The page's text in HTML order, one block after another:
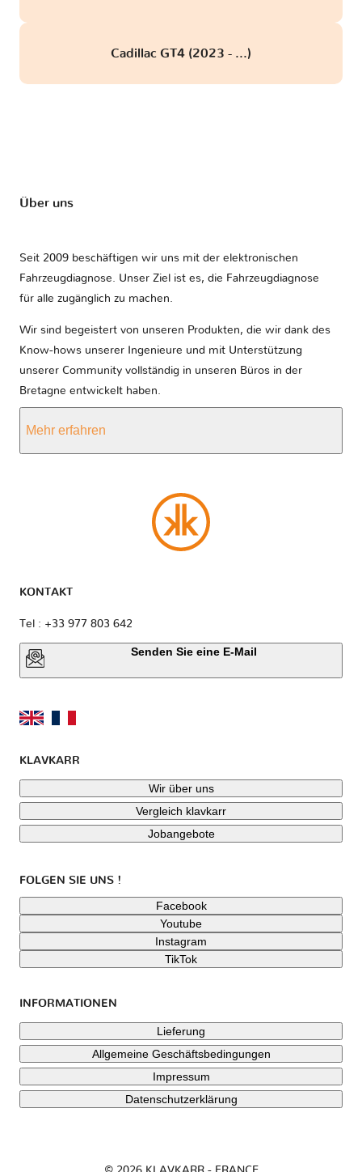
Cadillac GT4 (2023 - ...)
Über uns
Seit 2009 beschäftigen wir uns mit der elektronischen
Fahrzeugdiagnose. Unser Ziel ist es, die Fahrzeugdiagnose
für alle zugänglich zu machen.
Wir sind begeistert von unseren Produkten, die wir dank des
Know-hows unserer Ingenieure und mit Unterstützung
unserer Community vollständig in unseren Büros in der
Bretagne entwickelt haben.
Mehr erfahren
KONTAKT
Tel : +33 977 803 642
Senden Sie eine E-Mail
KLAVKARR
Wir über uns
Vergleich klavkarr
Jobangebote
FOLGEN SIE UNS !
Facebook
Youtube
Instagram
TikTok
INFORMATIONEN
Lieferung
Allgemeine Geschäftsbedingungen
Impressum
Datenschutzerklärung